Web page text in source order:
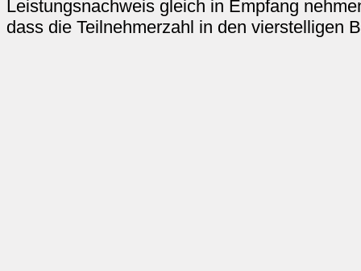
Leistungsnachweis gleich in Empfang
dass die Teilnehmerzahl in den vierstelligen